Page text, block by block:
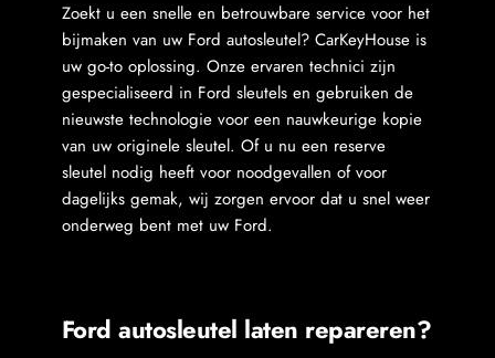
Zoekt u een snelle en betrouwbare service voor het
bijmaken van uw Ford autosleutel? CarKeyHouse is
uw go-to oplossing. Onze ervaren technici zijn
gespecialiseerd in Ford sleutels en gebruiken de
nieuwste technologie voor een nauwkeurige kopie
van uw originele sleutel. Of u nu een reserve
sleutel nodig heeft voor noodgevallen of voor
dagelijks gemak, wij zorgen ervoor dat u snel weer
onderweg bent met uw Ford.
Ford autosleutel laten repareren?